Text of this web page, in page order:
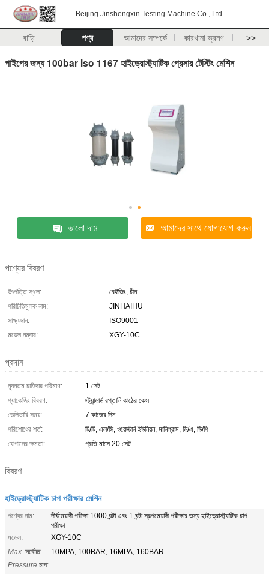
Beijing Jinshengxin Testing Machine Co., Ltd.
বাড়ি পণ্য আমাদের সম্পর্কে কারখানা ভ্রমণ >>
পাইপের জন্য 100bar Iso 1167 হাইড্রোস্ট্যাটিক প্রেসার টেস্টিং মেশিন
ভালো দাম আমাদের সাথে যোগাযোগ করুন
পণ্যের বিবরণ
উৎপত্তি স্থল:
বেইজিং, চীন
পরিচিতিমুলক নাম:
JINHAIHU
সাক্ষ্যদান:
ISO9001
মডেল নম্বার:
XGY-10C
প্রদান
ন্যূনতম চাহিদার পরিমাণ:
1 সেট
প্যাকেজিং বিবরণ:
স্ট্যান্ডার্ড রপ্তানি কাঠের কেস
ডেলিভারি সময়:
7 কাজের দিন
পরিশোধের শর্ত:
টি/টি, এল/সি, ওয়েস্টার্ন ইউনিয়ন, মানিগ্রাম, ডি/এ, ডি/পি
যোগানের ক্ষমতা:
প্রতি মাসে 20 সেট
বিবরণ
হাইড্রোস্ট্যাটিক চাপ পরীক্ষার মেশিন
পণ্যের নাম:
দীর্ঘমেয়াদী পরীক্ষা 1000 ঘন্টা এবং 1 ঘন্টা স্বল্পমেয়াদী পরীক্ষার জন্য হাইড্রোস্ট্যাটিক চাপ
পরীক্ষা
মডেল:
XGY-10C
Max. সর্বোচ্চ
Pressure চাপ:
10MPA, 100BAR, 16MPA, 160BAR